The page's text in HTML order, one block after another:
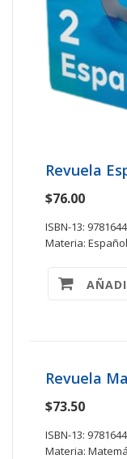
Revuela
$76.00
ISBN-13:
Materia: Español
Revuela
$73.50
ISBN-13:
Materia: